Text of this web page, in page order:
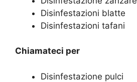
Disinfestazioni blatte
Disinfestazioni tafani
Chiamateci per
Disinfestazione pulci